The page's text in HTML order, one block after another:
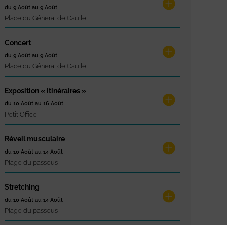
du 9 Août au 9 Août
Place du Général de Gaulle
Concert
du 9 Août au 9 Août
Place du Général de Gaulle
Exposition « Itinéraires »
du 10 Août au 16 Août
Petit Office
Réveil musculaire
du 10 Août au 14 Août
Plage du passous
Stretching
du 10 Août au 14 Août
Plage du passous